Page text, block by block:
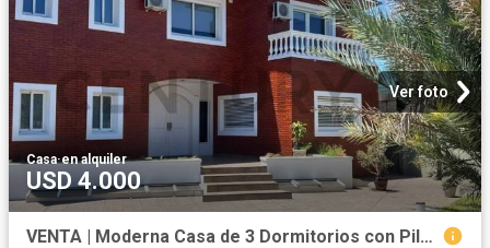
Ver foto
Casa·en alquiler
USD 4.000
VENTA | Moderna Casa de 3 Dormitorios con Pileta, Cochera Doble y Gran Jardín